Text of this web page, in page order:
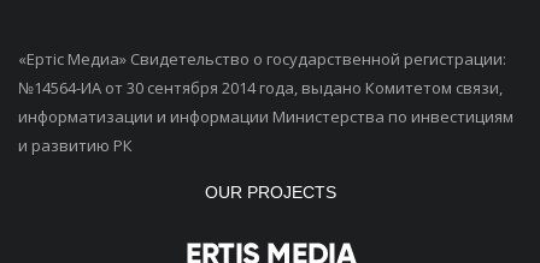
«Ертiс Медиа» Свидетельство о государственной регистрации:
№14564-ИА от 30 сентября 2014 года, выдано Комитетом связи,
информатизации и информации Министерства по инвестициям
и развитию РК
OUR PROJECTS